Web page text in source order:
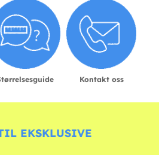
Kontakt oss
EKSKLUSIVE